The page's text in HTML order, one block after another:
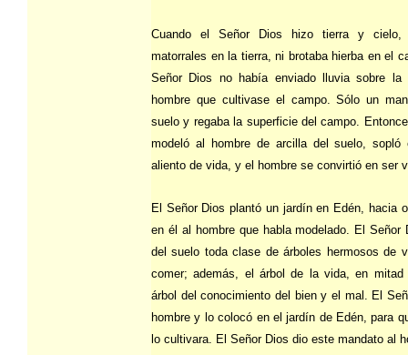
Cuando el Señor Dios hizo tierra y
matorrales en la tierra, ni brotaba hierba en el
Señor Dios no había enviado lluvia sobre la
hombre que cultivase el campo. Sólo un
suelo y regaba la superficie del campo.
modeló al hombre de arcilla del suelo,
aliento de vida, y el hombre se convirtió en ser
El Señor Dios plantó un jardín en Edén, hacia
en él al hombre que habla modelado. El Señor
del suelo toda clase de árboles hermosos de
comer; además, el árbol de la vida, en
árbol del conocimiento del bien y el mal. El
hombre y lo colocó en el jardín de Edén, para
lo cultivara. El Señor Dios dio este mandato al